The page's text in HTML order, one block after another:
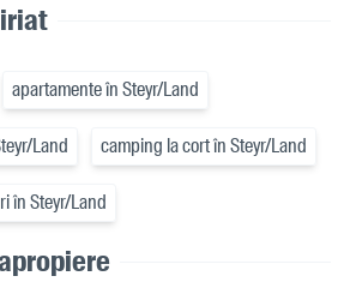
apartamente în Steyr/Land
Land camping la cort în Steyr/Land
în Steyr/Land